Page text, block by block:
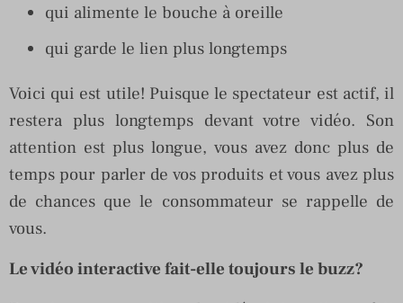
qui alimente le bouche à oreille
qui garde le lien plus longtemps
Voici qui est utile! Puisque le spectateur est actif, il
restera plus longtemps devant votre vidéo. Son
attention est plus longue, vous avez donc plus de
temps pour parler de vos produits et vous avez plus
de chances que le consommateur se rappelle de
vous.
Le vidéo interactive fait-elle toujours le buzz?